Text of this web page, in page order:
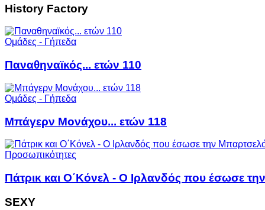
History Factory
Ομάδες - Γήπεδα
Παναθηναϊκός... ετών 110
Ομάδες - Γήπεδα
Μπάγερν Μονάχου... ετών 118
Προσωπικότητες
Πάτρικ και Ο΄Κόνελ - Ο Ιρλανδός που έσωσε
SEXY